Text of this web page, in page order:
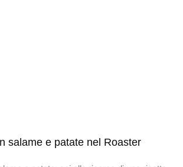
salame e patate nel Roaster